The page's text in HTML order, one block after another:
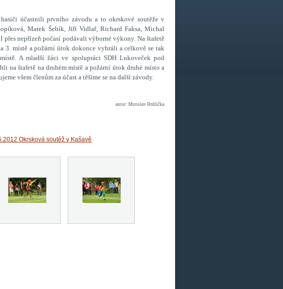
účastnili prvního závodu a to okrskové soutěže v
Marek Šebík, Jiří Vidlař, Richard Faksa, Michal
přes nepřízeň počasí podávali výborné výkony. Na štafetě
3. místě a požární útok dokonce vyhráli a celkově se tak
A mladší žáci ve spolupráci SDH Lukoveček pod
na štafetě na druhém místě a požární útok druhé místo a
všem členům za účast a těšíme se na další závody.
autor: Miroslav Hrdlička
Okrsková soutěž v Kašavě